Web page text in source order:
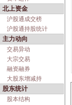
北上资金
沪股通成交榜
沪股通持股统计
主力动向
交易异动
大宗交易
融资融券
大股东增减持
股东统计
股本结构